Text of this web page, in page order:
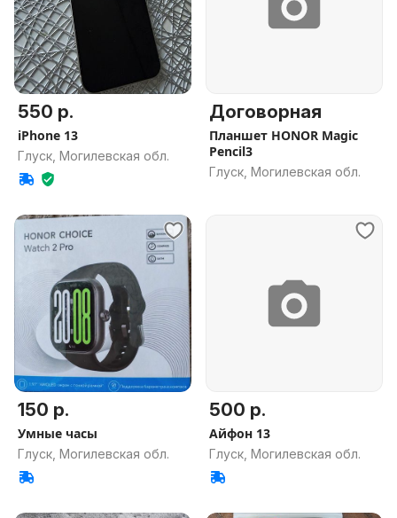
550 р.
iPhone 13
Глуск, Могилевская обл.
Договорная
Планшет HONOR Magic
Pencil3
Глуск, Могилевская обл.
150 р.
Умные часы
Глуск, Могилевская обл.
500 р.
Айфон 13
Глуск, Могилевская обл.